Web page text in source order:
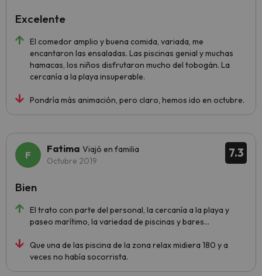
El comedor amplio y buena comida, variada, me
encantaron las ensaladas. Las piscinas genial y muchas
hamacas, los niños disfrutaron mucho del tobogán. La
cercanía a la playa insuperable.
Pondría más animación, pero claro, hemos ido en octubre.
Excelente
7.3
Fatima Viajó en familia
Octubre 2019
El trato con parte del personal, la cercanía a la playa y
paseo marítimo, la variedad de piscinas y bares...
Que una de las piscina de la zona relax midiera 180 y a
veces no había socorrista.
Bien